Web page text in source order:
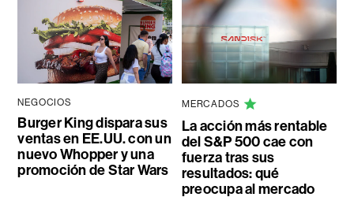
NEGOCIOS
Burger King dispara sus
ventas en EE.UU. con un
nuevo Whopper y una
promoción de Star Wars
MERCADOS
La acción más rentable
del S&P 500 cae con
fuerza tras sus
resultados: qué
preocupa al mercado